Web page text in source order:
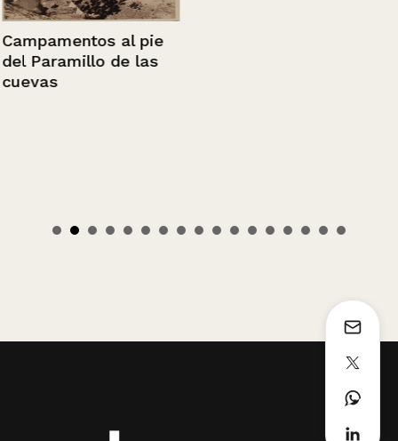
Campamentos al pie
del Paramillo de las
cuevas